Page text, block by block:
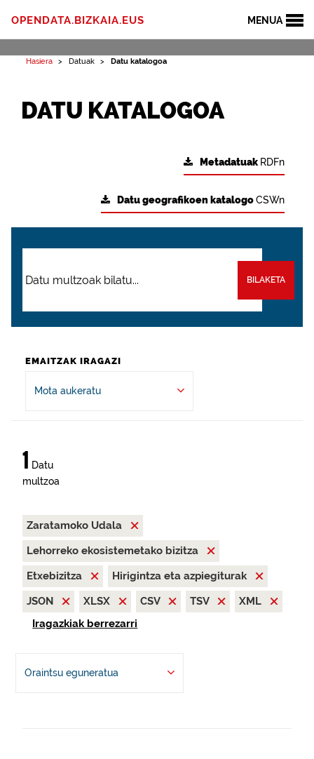
MENUA
OPENDATA.BIZKAIA.EUS
Hasiera Datuak Datu katalogoa
DATU KATALOGOA
Metadatuak RDFn
Datu geografikoen katalogoCSWn
BILAKETA
EMAITZAK IRAGAZI
Mota aukeratu
1 Datu
multzoa
Zaratamoko Udala
Lehorreko ekosistemetako bizitza
Etxebizitza
Hirigintza eta azpiegiturak
JSON
XLSX CSV TSV
XML
Iragazkiak berrezarri
Oraintsu eguneratua